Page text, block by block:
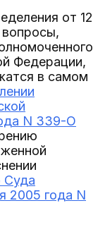
от 12
Федерации,
в самом
N 339-О
Суда
2005 года N